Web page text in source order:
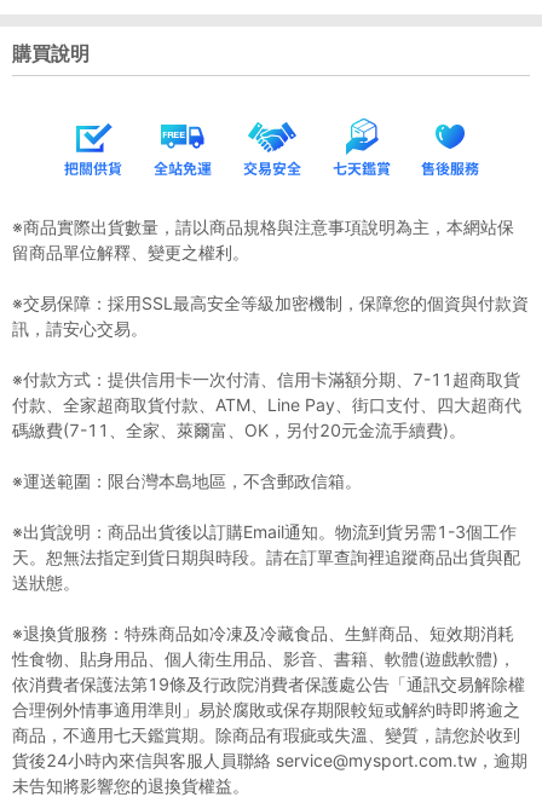
購買說明
※商品實際出貨數量，請以商品規格與注意事項說明為主，本網站保
留商品單位解釋、變更之權利。
※交易保障：採用SSL最高安全等級加密機制，保障您的個資與付款資
訊，請安心交易。
※付款方式：提供信用卡一次付清、信用卡滿額分期、7-11超商取貨
付款、全家超商取貨付款、ATM、Line Pay、街口支付、四大超商代
碼繳費(7-11、全家、萊爾富、OK，另付20元金流手續費)。
※運送範圍：限台灣本島地區，不含郵政信箱。
※出貨說明：商品出貨後以訂購Email通知。物流到貨另需1-3個工作
天。恕無法指定到貨日期與時段。請在訂單查詢裡追蹤商品出貨與配
送狀態。
※退換貨服務：特殊商品如冷凍及冷藏食品、生鮮商品、短效期消耗
性食物、貼身用品、個人衛生用品、影音、書籍、軟體(遊戲軟體)，
依消費者保護法第19條及行政院消費者保護處公告「通訊交易解除權
合理例外情事適用準則」易於腐敗或保存期限較短或解約時即將逾之
商品，不適用七天鑑賞期。除商品有瑕疵或失溫、變質，請您於收到
貨後24小時內來信與客服人員聯絡 service@mysport.com.tw，逾期
未告知將影響您的退換貨權益。